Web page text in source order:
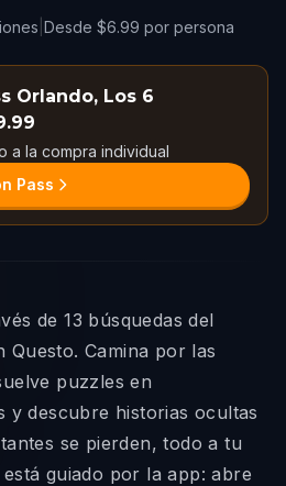
Desde $6.99 por persona
Orlando, Los 6
a la compra individual
Pass
de 13 búsquedas del
Questo. Camina por las
puzzles en
y descubre historias ocultas
se pierden, todo a tu
guiado por la app: abre